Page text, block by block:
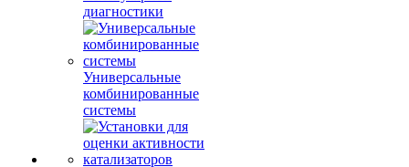
диагностики
Универсальные
комбинированные
системы